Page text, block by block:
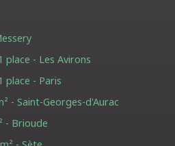
place - Les Avirons
place - Paris
- Saint-Georges-d'Aurac
- Brioude